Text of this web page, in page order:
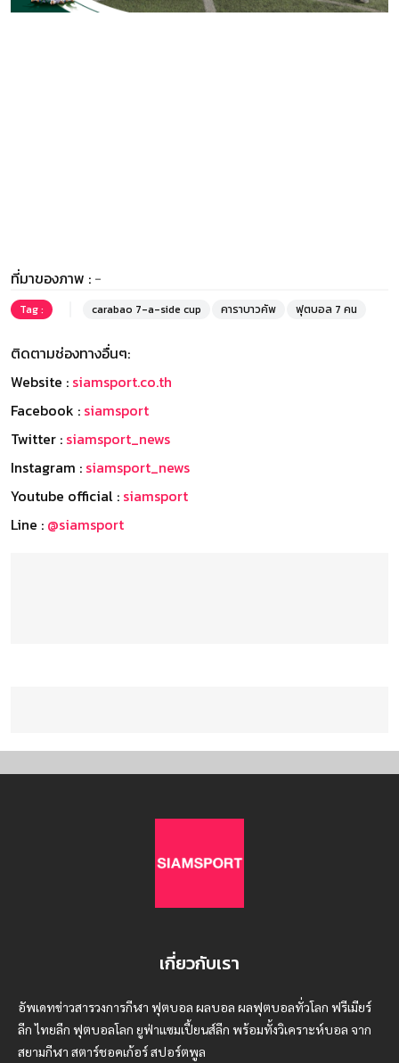
ที่มาของภาพ : -
Tag : carabao 7-a-side cup คาราบาวคัพ ฟุตบอล 7 คน
ติดตามช่องทางอื่นๆ:
Website : siamsport.co.th
Facebook : siamsport
Twitter : siamsport_news
Instagram : siamsport_news
Youtube official : siamsport
Line : @siamsport
เกี่ยวกับเรา
อัพเดทข่าวสารวงการกีฬา ฟุตบอล ผลบอล ผลฟุตบอลทั่วโลก ฟรีเมียร์
ลีก ไทยลีก ฟุตบอลโลก ยูฟ่าแซมเปี้ยนส์ลีก พร้อมทั้งวิเคราะห์บอล จาก
สยามกีฬา สตาร์ชอคเก้อร์ สปอร์ตพูล